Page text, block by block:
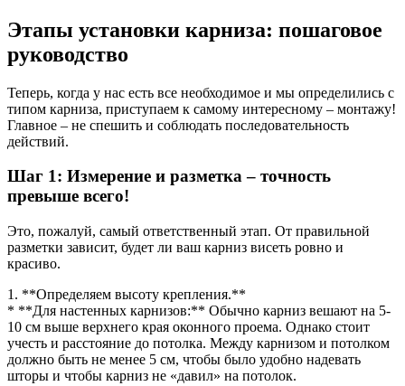
Этапы установки карниза: пошаговое
руководство
Теперь, когда у нас есть все необходимое и мы определились с
типом карниза, приступаем к самому интересному – монтажу!
Главное – не спешить и соблюдать последовательность
действий.
Шаг 1: Измерение и разметка – точность
превыше всего!
Это, пожалуй, самый ответственный этап. От правильной
разметки зависит, будет ли ваш карниз висеть ровно и
красиво.
1. **Определяем высоту крепления.**
* **Для настенных карнизов:** Обычно карниз вешают на 5-
10 см выше верхнего края оконного проема. Однако стоит
учесть и расстояние до потолка. Между карнизом и потолком
должно быть не менее 5 см, чтобы было удобно надевать
шторы и чтобы карниз не «давил» на потолок.